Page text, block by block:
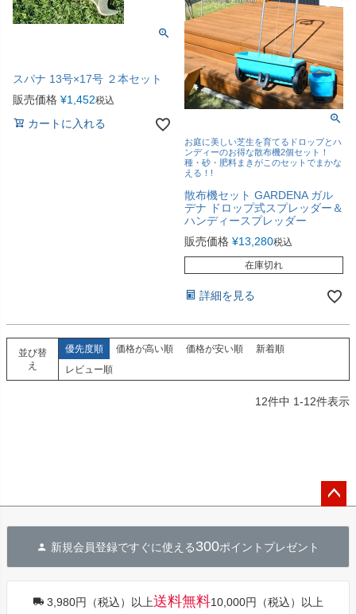
スパナ 13号×17号 ２本セット
販売価格 ¥1,452税込
カートに入れる
お庭に美しい芝生を育てるドロップとハ
ンディーのお得な散布機2個セット！
種・砂・肥料まきがこのセットでまかな
える！!
散布機セット GARDENA ガル
デナ ドロップ式スプレッダー＆
ハンディースプレッダー
販売価格 ¥13,280税込
在庫切れ
詳細を見る
並び替
え
優先度順 価格が高い順 価格が安い順
新着順
レビュー順
12件中 1-12件表示
へ
新規会員登録ですぐに使える300ポイントプレゼント
3,980円（税込）以上送料無料10,000円（税込）以上